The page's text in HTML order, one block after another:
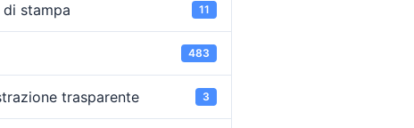
stampa 11
483
trasparente 3